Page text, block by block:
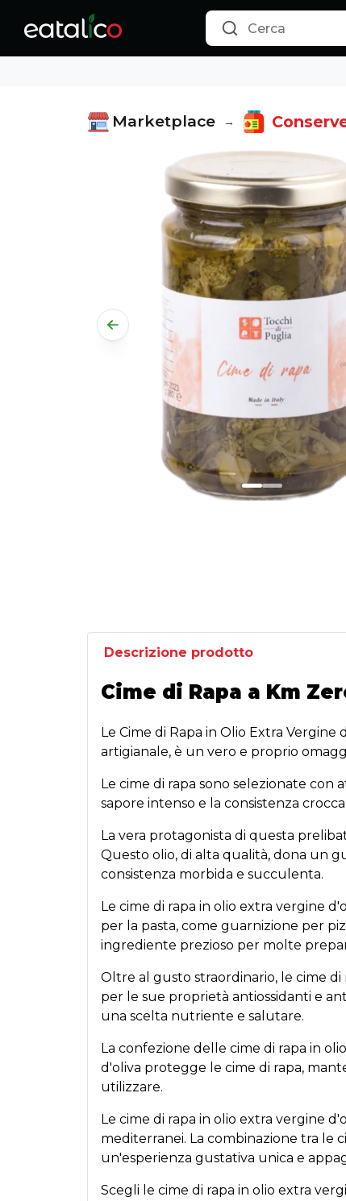
Marketplace →
Descrizione prodotto
Cime di Rapa a Km
Le Cime di Rapa in Olio Extra
artigianale, è un vero e proprio
Le cime di rapa sono selezionate
sapore intenso e la consistenza
La vera protagonista di questa
Questo olio, di alta qualità, dona un
consistenza morbida e succulenta.
Le cime di rapa in olio extra vergine
per la pasta, come guarnizione per
ingrediente prezioso per molte
Oltre al gusto straordinario, le cime
per le sue proprietà antiossidanti e
una scelta nutriente e salutare.
La confezione delle cime di rapa in
d'oliva protegge le cime di rapa,
utilizzare.
Le cime di rapa in olio extra vergine
mediterranei. La combinazione tra le
un'esperienza gustativa unica e
Scegli le cime di rapa in olio extra
Cime di Rapa a Km Zero in Olio Extravergine di Oliva